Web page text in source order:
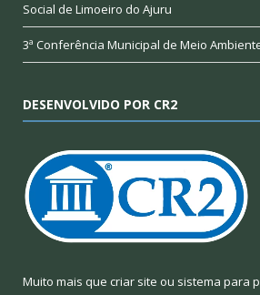
Social de Limoeiro do Ajuru
3ª Conferência Municipal de Meio
DESENVOLVIDO POR CR2
Muito mais que criar site ou sistema para